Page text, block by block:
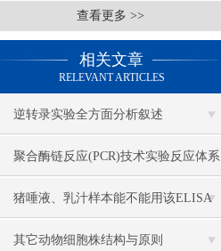
查看更多 >>
相关文章
RELEVANT ARTICLES
逆转录实验全方面分析叙述
聚合酶链反应(PCR)技术实验反应体系
各组份解析
猪唾液、乳汁样本能不能用该ELISA
试剂盒检测？
其它动物细胞株结构与原则